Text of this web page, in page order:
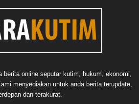
berita online seputar kutim, hukum, ekonomi,
menyediakan untuk anda berita terupdate,
dan terakurat.